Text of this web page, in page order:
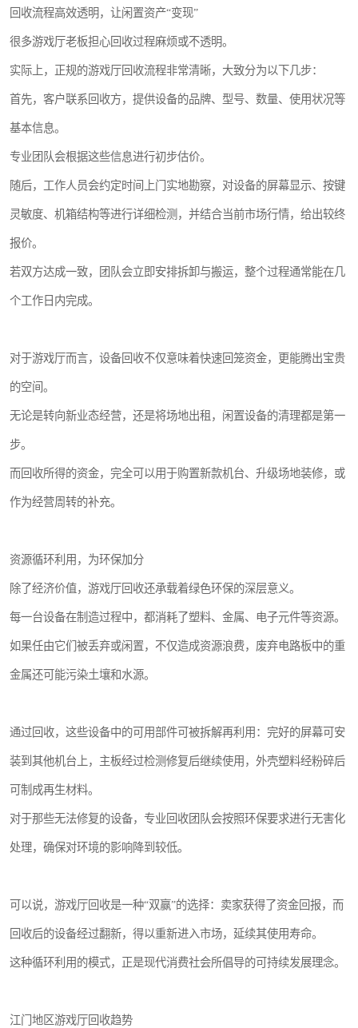
回收流程高效透明，让闲置资产“变现”
很多游戏厅老板担心回收过程麻烦或不透明。
实际上，正规的游戏厅回收流程非常清晰，大致分为以下几步：
首先，客户联系回收方，提供设备的品牌、型号、数量、使用状况等
基本信息。
专业团队会根据这些信息进行初步估价。
随后，工作人员会约定时间上门实地勘察，对设备的屏幕显示、按键
灵敏度、机箱结构等进行详细检测，并结合当前市场行情，给出较终
报价。
若双方达成一致，团队会立即安排拆卸与搬运，整个过程通常能在几
个工作日内完成。
对于游戏厅而言，设备回收不仅意味着快速回笼资金，更能腾出宝贵
的空间。
无论是转向新业态经营，还是将场地出租，闲置设备的清理都是第一
步。
而回收所得的资金，完全可以用于购置新款机台、升级场地装修，或
作为经营周转的补充。
资源循环利用，为环保加分
除了经济价值，游戏厅回收还承载着绿色环保的深层意义。
每一台设备在制造过程中，都消耗了塑料、金属、电子元件等资源。
如果任由它们被丢弃或闲置，不仅造成资源浪费，废弃电路板中的重
金属还可能污染土壤和水源。
通过回收，这些设备中的可用部件可被拆解再利用：完好的屏幕可安
装到其他机台上，主板经过检测修复后继续使用，外壳塑料经粉碎后
可制成再生材料。
对于那些无法修复的设备，专业回收团队会按照环保要求进行无害化
处理，确保对环境的影响降到较低。
可以说，游戏厅回收是一种“双赢”的选择：卖家获得了资金回报，而
回收后的设备经过翻新，得以重新进入市场，延续其使用寿命。
这种循环利用的模式，正是现代消费社会所倡导的可持续发展理念。
江门地区游戏厅回收趋势